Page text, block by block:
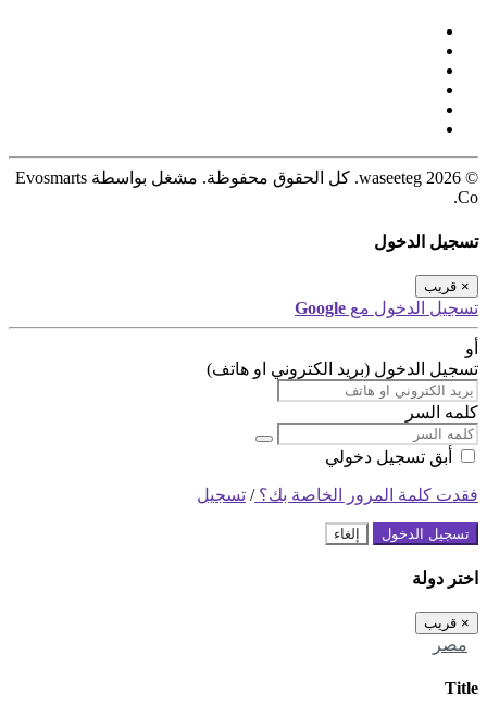
© 2026 waseeteg. كل الحقوق محفوظة. مشغل بواسطة Evosmarts
Co.
تسجيل الدخول
× قريب
تسجيل الدخول مع Google
أو
تسجيل الدخول (بريد الكتروني او هاتف)
كلمه السر
أبق تسجيل دخولي
فقدت كلمة المرور الخاصة بك؟/ تسجيل
تسجيل الدخول إلغاء
اختر دولة
× قريب
مصر
Title